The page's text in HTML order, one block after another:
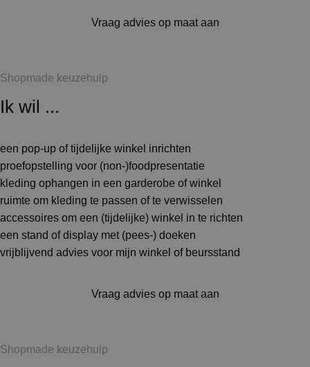
Vraag advies op maat aan
Shopmade keuzehulp
Ik wil ...
een pop-up of tijdelijke winkel inrichten
proefopstelling voor (non-)foodpresentatie
kleding ophangen in een garderobe of winkel
ruimte om kleding te passen of te verwisselen
accessoires om een (tijdelijke) winkel in te richten
een stand of display met (pees-) doeken
vrijblijvend advies voor mijn winkel of beursstand
Vraag advies op maat aan
Shopmade keuzehulp